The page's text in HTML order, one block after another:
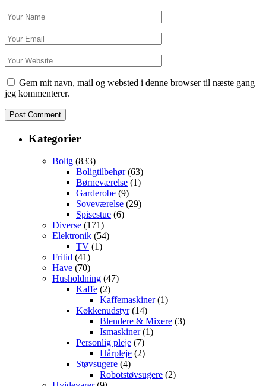
Gem mit navn, mail og websted i denne browser til næste gang
jeg kommenterer.
Kategorier
Bolig (833)
Boligtilbehør(63)
Børneværelse (1)
Garderobe (9)
Soveværelse (29)
Spisestue (6)
Diverse (171)
Elektronik (54)
TV (1)
Fritid (41)
Have (70)
Husholdning (47)
Kaffe (2)
Kaffemaskiner(1)
Køkkenudstyr(14)
Blendere & Mixere (3)
Ismaskiner(1)
Personlig pleje (7)
Hårpleje (2)
Støvsugere (4)
Robotstøvsugere (2)